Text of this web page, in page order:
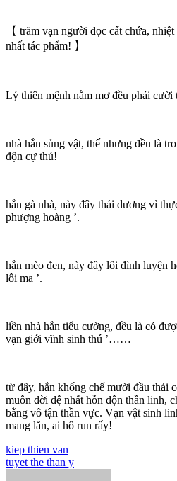
【 trăm vạn người đọc cất chứa,
nhất tác phẩm! 】
Lý thiên mệnh nằm mơ đều phải cười
nhà hắn sủng vật, thế nhưng đều là
độn cự thú!
hắn gà nhà, này đây thái dương vì
phượng hoàng ’.
hắn mèo đen, này đây lôi đình luyện
lôi ma ’.
liền nhà hắn tiểu cường, đều là có
vạn giới vĩnh sinh thú ’……
từ đây, hắn khống chế mười đầu thái
muôn đời đệ nhất hỗn độn thần linh,
bằng vô tận thần vực. Vạn vật sinh
mang lăn, ai hô run rẩy!
Post
navigation
kiep thien van
tuyet the than y